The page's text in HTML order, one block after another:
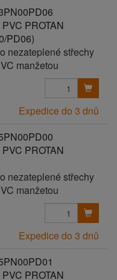
PROTAN
PD06)
nezateplené střechy
manžetou
Expedice do 3 dnů
PROTAN
nezateplené střechy
manžetou
Expedice do 3 dnů
PROTAN